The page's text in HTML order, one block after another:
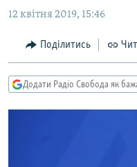
основної
Перейти
до
пошуку
СУСПІЛЬСТВО
РОСІЙСЬКА
ДОНБАС.РЕАЛІЇ
ТИ ЯК?
12 квітня 2019, 15:46
Поділитись
Додати Радіо Свобода як